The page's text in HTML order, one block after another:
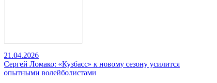
21.04.2026
Сергей Ломако: «Кузбасс» к новому сезону усилится
опытными волейболистами